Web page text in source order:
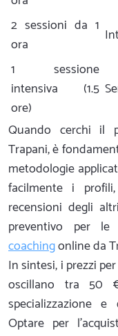
2 sessioni da 1
ora
1 sessione
intensiva (1.5
ore)
Quando cerchi il
Trapani, è
metodologie
facilmente i
recensioni degli
preventivo per le
coachingonline da
In sintesi, i prezzi
oscillano tra 50
specializzazione e
Optare per